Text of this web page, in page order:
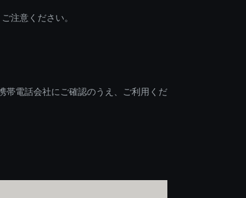
注意ください。
帯電話会社にご確認のうえ、ご利用くだ